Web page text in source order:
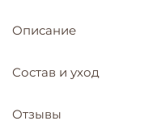
Описание
Состав и уход
Отзывы